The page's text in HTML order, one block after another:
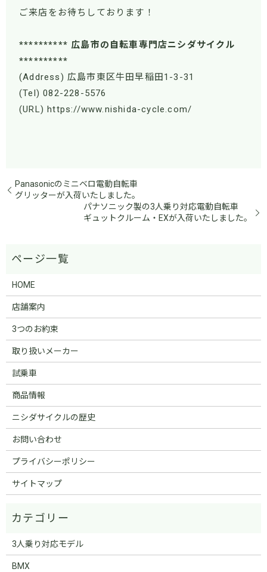
ご来店をお待ちしております！
********** 広島市の自転車専門店ニシダサイクル
**********
(Address) 広島市東区牛田早稲田1-3-31
(Tel) 082-228-5576
(URL) https://www.nishida-cycle.com/
Panasonicのミニベロ電動自転車
グリッターが入荷いたしました。
パナソニック製の3人乗り対応電動自転車
ギュットクルーム・EXが入荷いたしました。
HOME
店舗案内
3つのお約束
取り扱いメーカー
試乗車
商品情報
ニシダサイクルの歴史
お問い合わせ
プライバシーポリシー
サイトマップ
3人乗り対応モデル
BMX